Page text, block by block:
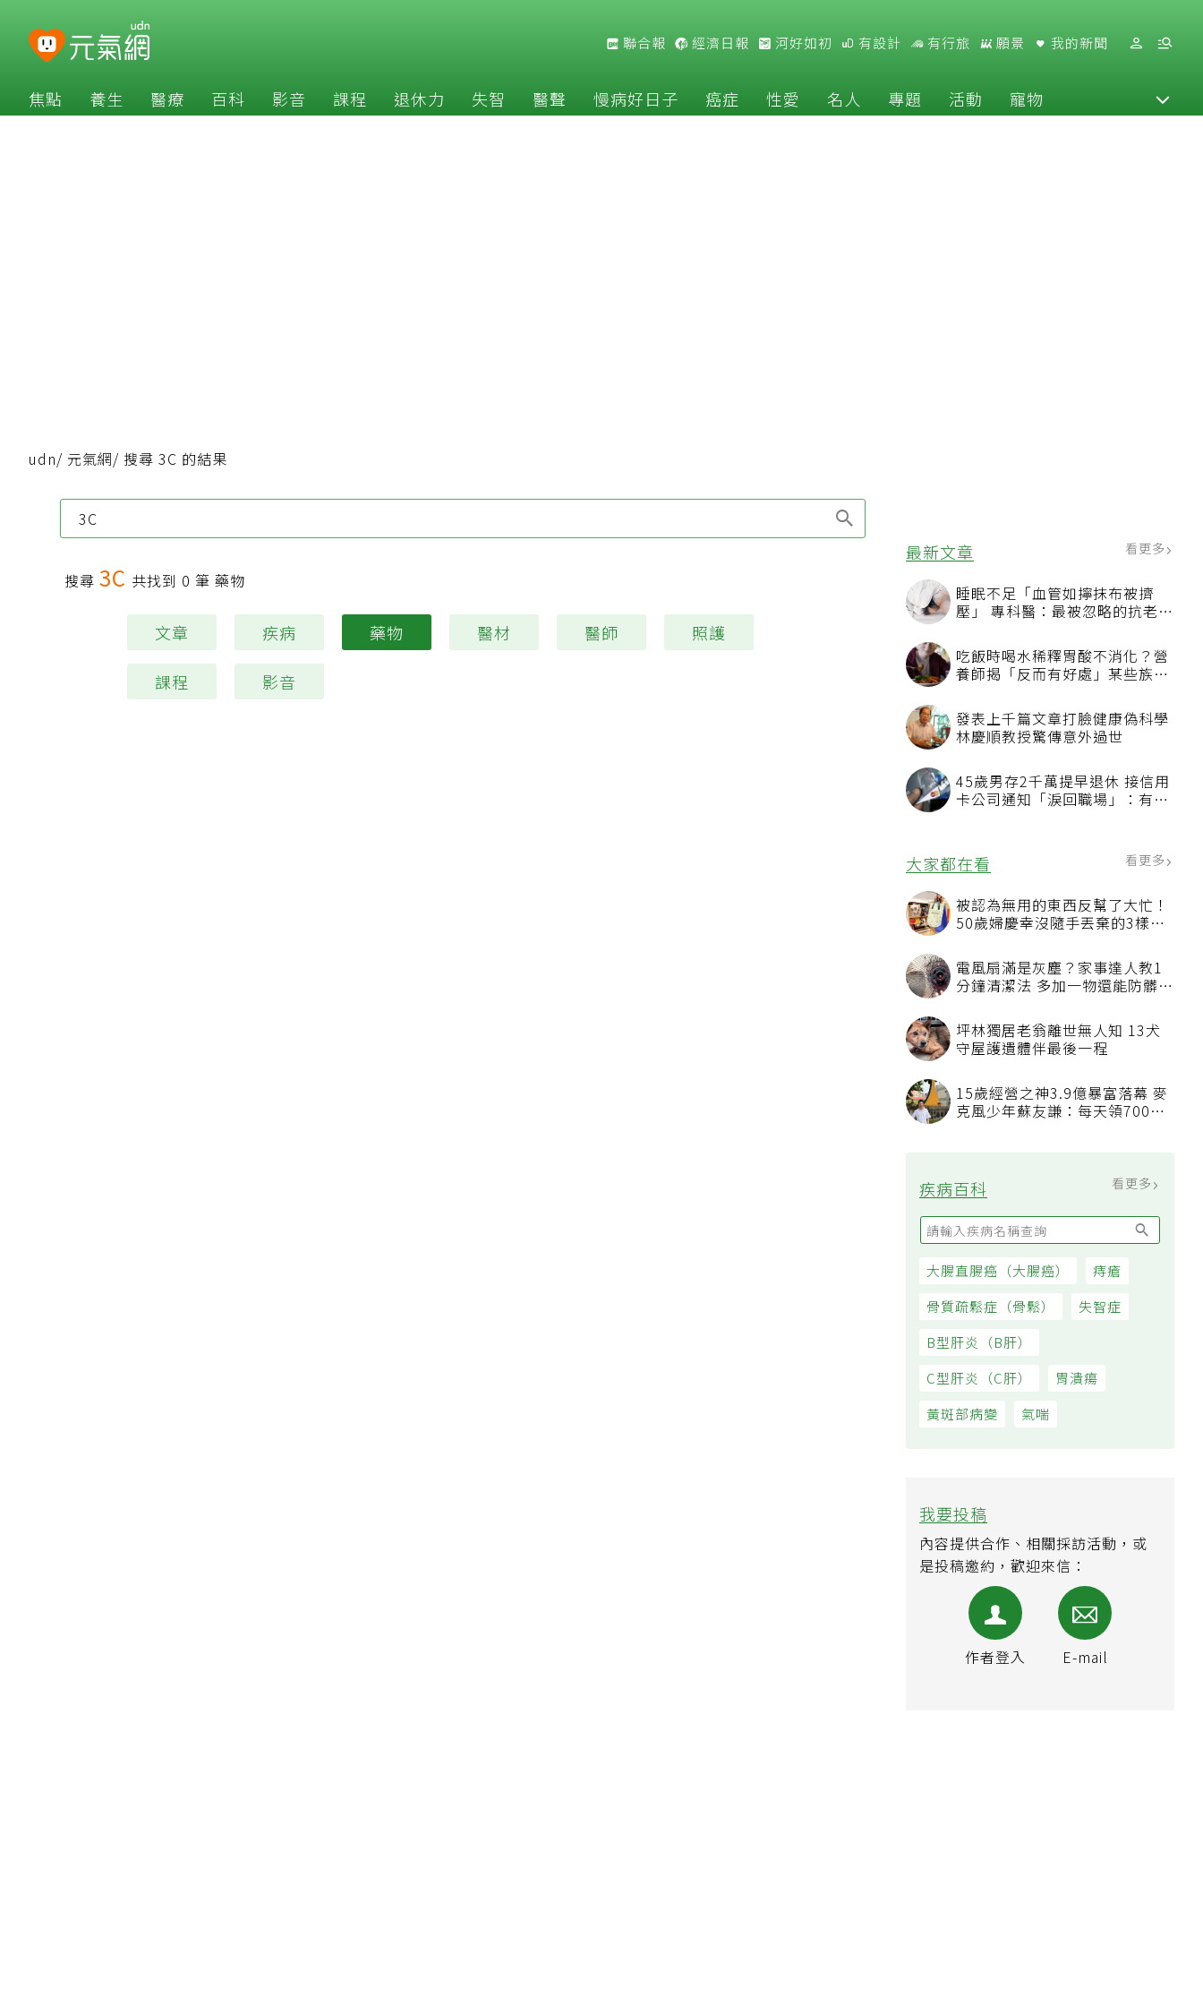
聯合報 經濟日報 河好如初 有設計 有行旅 願景 我的新聞
焦點 養生 醫療 百科 影音 課程 退休力 失智 醫聲 慢病好日子 癌症 性愛 名人 專題 活動 寵物
最新文章 看更多
睡眠不足「血管如擰抹布被擠
壓」 專科醫：最被忽略的抗老方
吃飯時喝水稀釋胃酸不消化？營
養師揭「反而有好處」某些族群
發表上千篇文章打臉健康偽科學
林慶順教授驚傳意外過世
45歲男存2千萬提早退休 接信用
卡公司通知「淚回職場」：有錢
大家都在看 看更多
被認為無用的東西反幫了大忙！
50歲婦慶幸沒隨手丟棄的3樣物
電風扇滿是灰塵？家事達人教1
分鐘清潔法 多加一物還能防髒汙
坪林獨居老翁離世無人知 13犬
守屋護遺體伴最後一程
15歲經營之神3.9億暴富落幕 麥
克風少年蘇友謙：每天領700元
疾病百科 看更多
大腸直腸癌（大腸癌）
痔瘡
骨質疏鬆症（骨鬆）
失智症
B型肝炎（B肝）
C型肝炎（C肝）
胃潰瘍
黃斑部病變
氣喘
我要投稿
內容提供合作、相關採訪活動，或
是投稿邀約，歡迎來信：
作者登入 E-mail
udn/ 元氣網/ 搜尋 3C 的結果
搜尋 3C 共找到 0 筆 藥物
文章 疾病 藥物 醫材 醫師 照護
課程 影音